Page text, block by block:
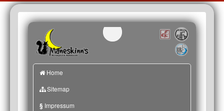
Home
Sitemap
§ Impressum